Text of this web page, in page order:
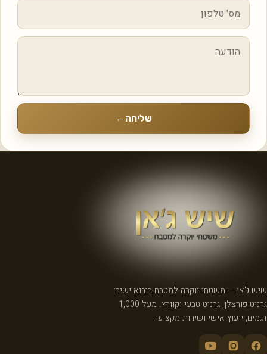
שליחה ←
שיש ג'אן — משטחי יוקרה למטבח ביבוא ישיר:
גרניט פורצלן, גרניט טבעי וקוורץ. מעל 1,000
דגמים, ייעוץ אישי ושירות מקצועי.